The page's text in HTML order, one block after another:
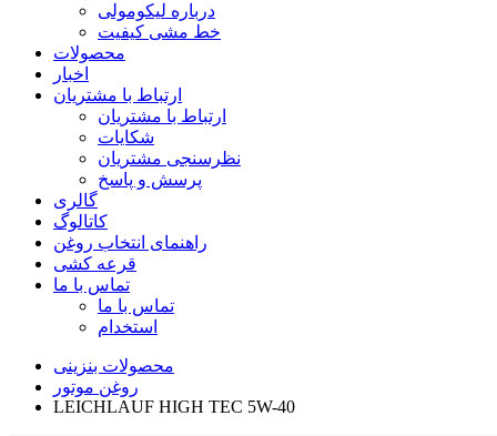
درباره لیکومولی
خط مشی کیفیت
محصولات
اخبار
ارتباط با مشتریان
ارتباط با مشتریان
شکایات
نظرسنجی مشتریان
پرسش و پاسخ
گالری
کاتالوگ
راهنمای انتخاب روغن
قرعه کشی
تماس با ما
تماس با ما
استخدام
محصولات بنزینی
روغن موتور
LEICHLAUF HIGH TEC 5W-40